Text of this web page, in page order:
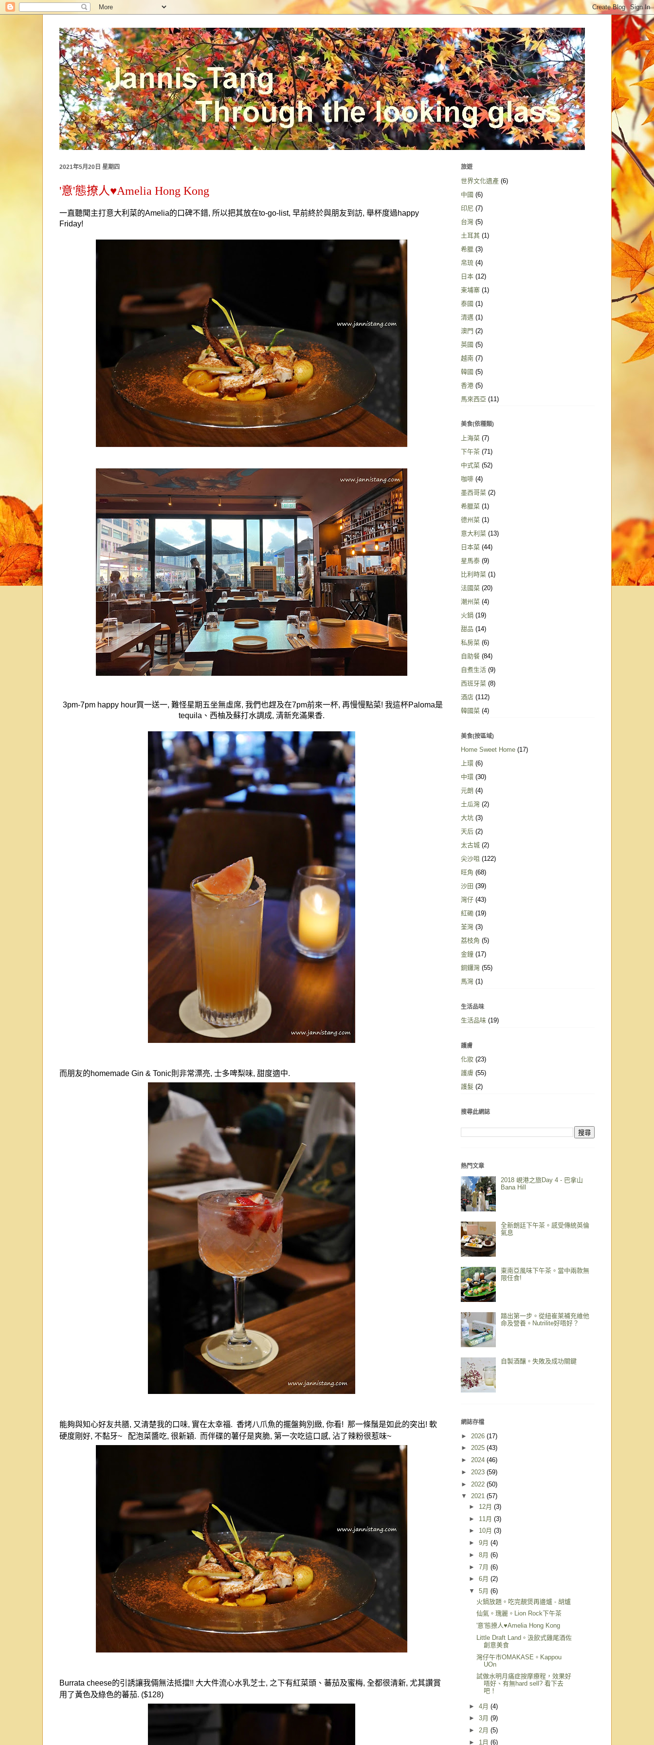
2021年5月20日 星期四
'意'態撩人♥Amelia Hong Kong
一直聽聞主打意大利菜的Amelia的口碑不錯, 所以把其放在to-go-list, 早前終於與朋友到訪, 舉杯度過happy
Friday!
3pm-7pm happy hour買一送一, 難怪星期五坐無虛席, 我們也趕及在7pm前來一杯, 再慢慢點菜! 我這杯Paloma是
tequila 、西柚及蘇打水調成, 清新充滿果香.
而朋友的homemade Gin & Tonic則非常漂亮, 士多啤梨味, 甜度適中.
能夠與知心好友共膳, 又清楚我的口味, 實在太幸福. 香烤八爪魚的擺盤夠別緻, 你看! 那一條鬚是如此的突出! 軟
硬度剛好, 不黏牙~ 配泡菜醬吃, 很新穎. 而伴碟的薯仔是爽脆, 第一次吃這口感, 沾了辣粉很惹味~
Burrata cheese的引誘讓我倆無法抵擋!! 大大件流心水乳芝士, 之下有紅菜頭、蕃茄及蜜梅, 全都很清新, 尤其讚賞
用了黃色及綠色的蕃茄. ($128)
旅遊
世界文化遺產 (6)
中國 (6)
印尼 (7)
台灣 (5)
土耳其 (1)
希臘 (3)
帛琉 (4)
日本 (12)
柬埔寨 (1)
泰國 (1)
清邁 (1)
澳門 (2)
英國 (5)
越南 (7)
韓國 (5)
香港 (5)
馬來西亞 (11)
美食(依種類)
上海菜 (7)
下午茶 (71)
中式菜 (52)
咖啡 (4)
墨西哥菜 (2)
希臘菜 (1)
德州菜 (1)
意大利菜 (13)
日本菜 (44)
星馬泰 (9)
比利時菜 (1)
法國菜 (20)
潮州菜 (4)
火鍋 (19)
甜品 (14)
私房菜 (6)
自助餐 (84)
自煮生活 (9)
西班牙菜 (8)
酒店 (112)
韓國菜 (4)
美食(按區域)
Home Sweet Home (17)
上環 (6)
中環 (30)
元朗 (4)
土瓜灣 (2)
大坑 (3)
天后 (2)
太古城 (2)
尖沙咀 (122)
旺角 (68)
沙田 (39)
灣仔 (43)
紅磡 (19)
荃灣 (3)
荔枝角 (5)
金鐘 (17)
銅鑼灣 (55)
馬灣 (1)
生活品味
生活品味 (19)
護膚
化妝 (23)
護膚 (55)
護髮 (2)
搜尋此網誌
熱門文章
2018 峴港之旅Day 4 - 巴拿山
Bana Hill
全新朗廷下午茶。感受傳統英倫
氣息
東南亞風味下午茶。當中兩款無
限任食!
踏出第一步。從紐崔萊補充維他
命及營養。Nutrilite好唔好？
自製酒釀。失敗及成功關鍵
網誌存檔
► 2026 (17)
► 2025 (43)
► 2024 (46)
► 2023 (59)
► 2022 (50)
▼ 2021 (57)
► 12月 (3)
► 11月 (3)
► 10月 (3)
► 9月 (4)
► 8月 (6)
► 7月 (6)
► 6月 (2)
▼ 5月 (6)
火鍋放題。吃完靚煲再邊爐 - 胡爐
仙氣。瑰麗。Lion Rock下午茶
'意'態撩人♥Amelia Hong Kong
Little Draft Land。汲飲式雞尾酒佐
創意美食
灣仔午市OMAKASE。Kappou
UOn
試做水明月痛症按摩療程，效果好
唔好、有無hard sell? 看下去
吧！
► 4月 (4)
► 3月 (9)
► 2月 (5)
► 1月 (6)